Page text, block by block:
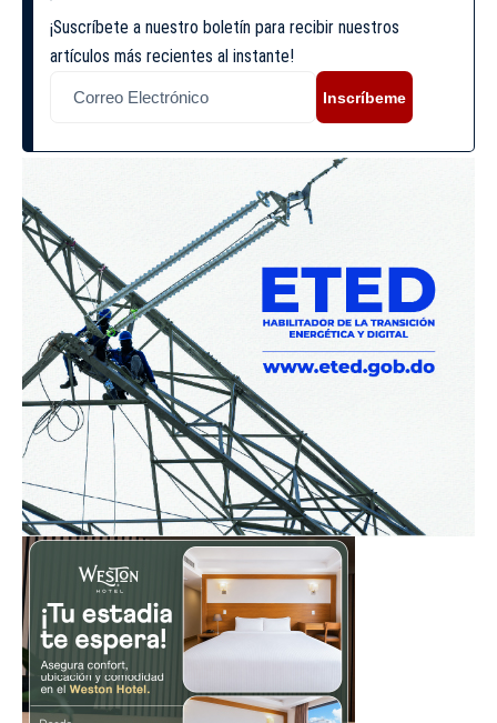
¡Suscríbete a nuestro boletín para recibir nuestros
artículos más recientes al instante!
Inscríbeme